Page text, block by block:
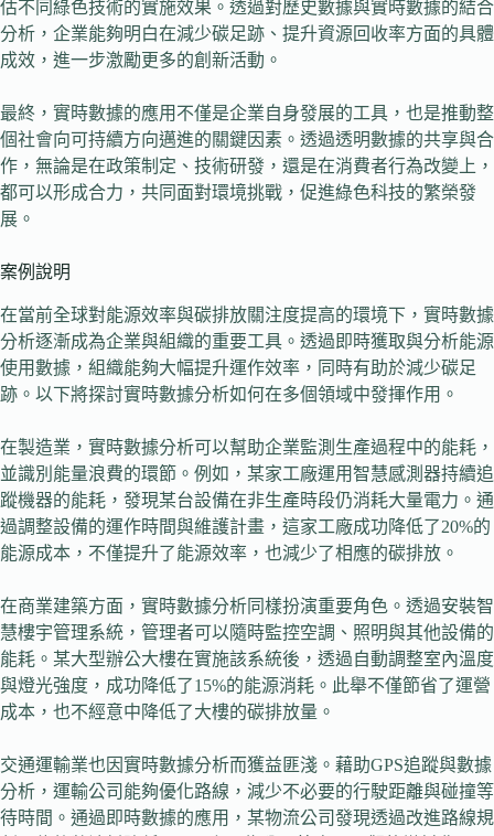
估不同綠色技術的實施效果。透過對歷史數據與實時數據的結合
分析，企業能夠明白在減少碳足跡、提升資源回收率方面的具體
成效，進一步激勵更多的創新活動。
最終，實時數據的應用不僅是企業自身發展的工具，也是推動整
個社會向可持續方向邁進的關鍵因素。透過透明數據的共享與合
作，無論是在政策制定、技術研發，還是在消費者行為改變上，
都可以形成合力，共同面對環境挑戰，促進綠色科技的繁榮發
展。
案例說明
在當前全球對能源效率與碳排放關注度提高的環境下，實時數據
分析逐漸成為企業與組織的重要工具。透過即時獲取與分析能源
使用數據，組織能夠大幅提升運作效率，同時有助於減少碳足
跡。以下將探討實時數據分析如何在多個領域中發揮作用。
在製造業，實時數據分析可以幫助企業監測生產過程中的能耗，
並識別能量浪費的環節。例如，某家工廠運用智慧感測器持續追
蹤機器的能耗，發現某台設備在非生產時段仍消耗大量電力。通
過調整設備的運作時間與維護計畫，這家工廠成功降低了20%的
能源成本，不僅提升了能源效率，也減少了相應的碳排放。
在商業建築方面，實時數據分析同樣扮演重要角色。透過安裝智
慧樓宇管理系統，管理者可以隨時監控空調、照明與其他設備的
能耗。某大型辦公大樓在實施該系統後，透過自動調整室內溫度
與燈光強度，成功降低了15%的能源消耗。此舉不僅節省了運營
成本，也不經意中降低了大樓的碳排放量。
交通運輸業也因實時數據分析而獲益匪淺。藉助GPS追蹤與數據
分析，運輸公司能夠優化路線，減少不必要的行駛距離與碰撞等
待時間。通過即時數據的應用，某物流公司發現透過改進路線規